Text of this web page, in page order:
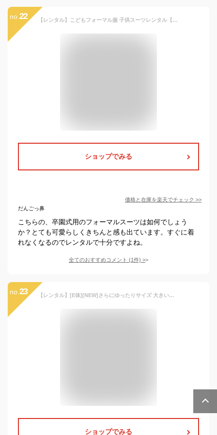
no. 22 【レンタル】こどもフォーマル服 子供スーツレンタル【選べる半袖長袖シャツ】【靴セット】ベビー用ベストスーツ pby019【半ズボン 夏 男子 男の子 半袖 長袖 90 95サイズ キッズ 子ども 結婚式 七五三 写真撮影 発表会 入園式 卒園式 子供服】【B06】送料無料
ショップでみる
価格と在庫を楽天でチェック >>
だんごっ鼻
こちらの、卒園式用のフォーマルスーツは如何でしょう
か？とても可愛らしくきちんと感も出ています。すぐに着
れなくなるのでレンタルで十分ですよね。
全てのおすすめコメント (1件) >
no. 23 【レンタル】[E体][NEW]さらにゆったりサイズ 大きいサイズ 子供スーツ 男の子スーツレンタル 卒業式 スーツ 170cm 男児 黒地2つボタンスーツセットストライプシャツ 結婚式 貸衣装 靴セット 男の子 スーツ ジュニアスーツ 太め
ショップでみる